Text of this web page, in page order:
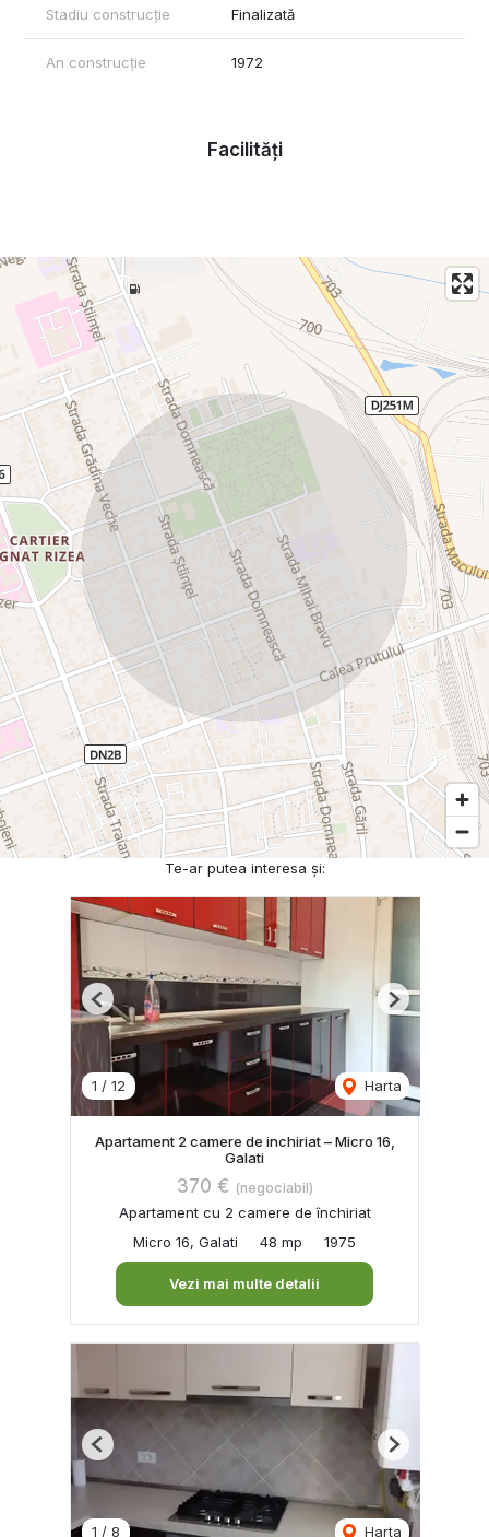
Stadiu construcție Finalizată
An construcție 1972
Facilități
Te-ar putea interesa și:
1 / 12 Harta
Previous Next
Apartament 2 camere de inchiriat – Micro 16,
Galati
370 € (negociabil)
Apartament cu 2 camere de închiriat
Micro 16, Galati
48 mp 1975
Vezi mai multe detalii
1 / 8 Harta
Previous Next